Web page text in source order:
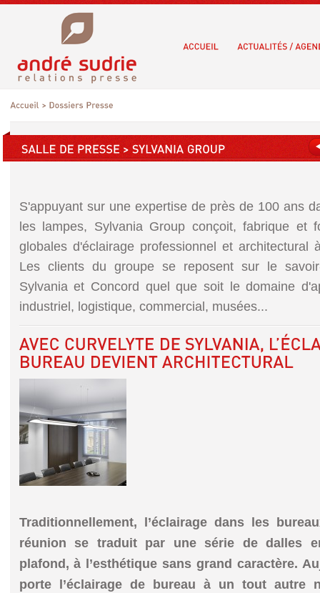
S'appuyant sur une expertise de près de 100 ans
les lampes, Sylvania Group conçoit, fabrique et
globales d'éclairage professionnel et architectural
Les clients du groupe se reposent sur le
Sylvania et Concord quel que soit le domaine
industriel, logistique, commercial, musées...
Traditionnellement, l’éclairage dans les
réunion se traduit par une série de dalles
plafond, à l’esthétique sans grand caractère.
porte l’éclairage de bureau à un tout autre